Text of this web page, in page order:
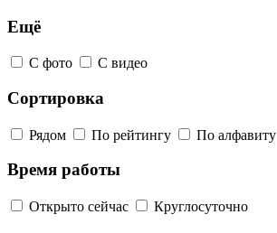
Ещё
С фото С видео
Сортировка
Рядом По рейтингу По алфавиту
Время работы
Открыто сейчас Круглосуточно